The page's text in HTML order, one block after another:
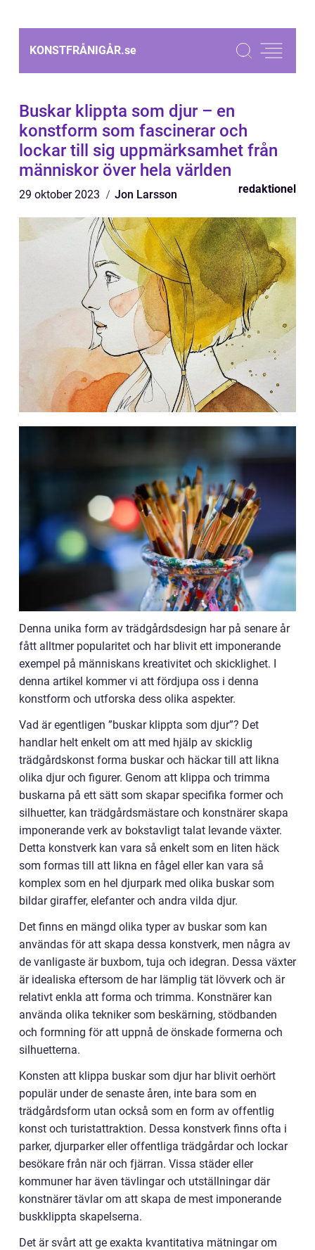
KONSTFRÅNIGÅR.se
Buskar klippta som djur – en
konstform som fascinerar och
lockar till sig uppmärksamhet från
människor över hela världen
29 oktober 2023 Jon Larsson redaktionel
Denna unika form av trädgårdsdesign har på senare år
fått alltmer popularitet och har blivit ett imponerande
exempel på människans kreativitet och skicklighet. I
denna artikel kommer vi att fördjupa oss i denna
konstform och utforska dess olika aspekter.
Vad är egentligen ”buskar klippta som djur”? Det
handlar helt enkelt om att med hjälp av skicklig
trädgårdskonst forma buskar och häckar till att likna
olika djur och figurer. Genom att klippa och trimma
buskarna på ett sätt som skapar specifika former och
silhuetter, kan trädgårdsmästare och konstnärer skapa
imponerande verk av bokstavligt talat levande växter.
Detta konstverk kan vara så enkelt som en liten häck
som formas till att likna en fågel eller kan vara så
komplex som en hel djurpark med olika buskar som
bildar giraffer, elefanter och andra vilda djur.
Det finns en mängd olika typer av buskar som kan
användas för att skapa dessa konstverk, men några av
de vanligaste är buxbom, tuja och idegran. Dessa växter
är idealiska eftersom de har lämplig tät lövverk och är
relativt enkla att forma och trimma. Konstnärer kan
använda olika tekniker som beskärning, stödbanden
och formning för att uppnå de önskade formerna och
silhuetterna.
Konsten att klippa buskar som djur har blivit oerhört
populär under de senaste åren, inte bara som en
trädgårdsform utan också som en form av offentlig
konst och turistattraktion. Dessa konstverk finns ofta i
parker, djurparker eller offentliga trädgårdar och lockar
besökare från när och fjärran. Vissa städer eller
kommuner har även tävlingar och utställningar där
konstnärer tävlar om att skapa de mest imponerande
buskklippta skapelserna.
Det är svårt att ge exakta kvantitativa mätningar om